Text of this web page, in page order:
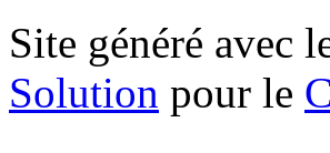
Site généré avec
Solution pour le